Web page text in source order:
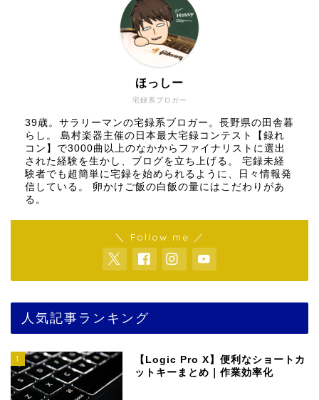
宅録系ブロガー
ほっしー
39歳。サラリーマンの宅録系ブロガー。長野県の田舎暮
らし。 島村楽器主催の日本最大宅録コンテスト【録れ
コン】で3000曲以上のなかからファイナリストに選出
された経験を生かし、ブログを立ち上げる。 宅録未経
験者でも超簡単に宅録を始められるように、日々情報発
信している。 卵かけご飯の白飯の量にはこだわりがあ
る。
＼ Follow me ／
人気記事ランキング
1
【Logic Pro X】便利なショートカ
ットキーまとめ｜作業効率化